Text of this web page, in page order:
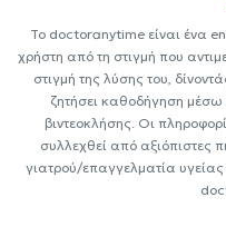
Το doctoranytime είναι ένα
χρήστη από τη στιγμή που
στιγμή της λύσης του,
ζητήσει καθοδήγηση μέσω
βιντεοκλήσης. Οι
συλλεχθεί από αξιόπιστες
γιατρού/επαγγελματία